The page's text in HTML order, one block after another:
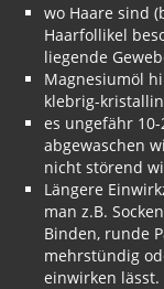
wo Haare sind
Haarfollikel
liegende
Magnesiumöl
klebrig-
es ungefähr
abgewaschen
nicht störend
Längere
man z.B.
Binden, runde
mehrstündig
einwirken lässt.